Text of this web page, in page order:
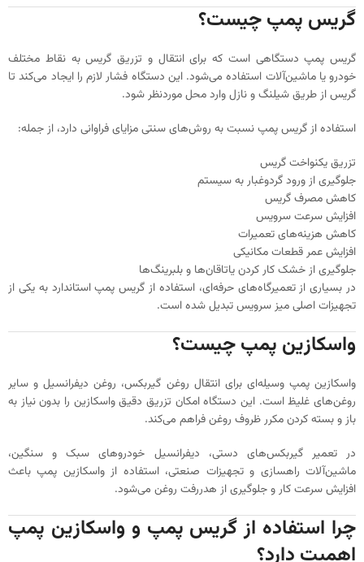
گریس پمپ چیست؟
گریس پمپ دستگاهی است که برای انتقال و تزریق گریس به نقاط مختلف
خودرو یا ماشین‌آلات استفاده می‌شود. این دستگاه فشار لازم را ایجاد می‌کند تا
گریس از طریق شیلنگ و نازل وارد محل موردنظر شود.
استفاده از گریس پمپ نسبت به روش‌های سنتی مزایای فراوانی دارد، از جمله:
تزریق یکنواخت گریس
جلوگیری از ورود گردوغبار به سیستم
کاهش مصرف گریس
افزایش سرعت سرویس
کاهش هزینه‌های تعمیرات
افزایش عمر قطعات مکانیکی
جلوگیری از خشک کار کردن یاتاقان‌ها و بلبرینگ‌ها
در بسیاری از تعمیرگاه‌های حرفه‌ای، استفاده از گریس پمپ استاندارد به یکی از
تجهیزات اصلی میز سرویس تبدیل شده است.
واسکازین پمپ چیست؟
واسکازین پمپ وسیله‌ای برای انتقال روغن گیربکس، روغن دیفرانسیل و سایر
روغن‌های غلیظ است. این دستگاه امکان تزریق دقیق واسکازین را بدون نیاز به
باز و بسته کردن مکرر ظروف روغن فراهم می‌کند.
در تعمیر گیربکس‌های دستی، دیفرانسیل خودروهای سبک و سنگین،
ماشین‌آلات راهسازی و تجهیزات صنعتی، استفاده از واسکازین پمپ باعث
افزایش سرعت کار و جلوگیری از هدررفت روغن می‌شود.
چرا استفاده از گریس پمپ و واسکازین پمپ
اهمیت دارد؟